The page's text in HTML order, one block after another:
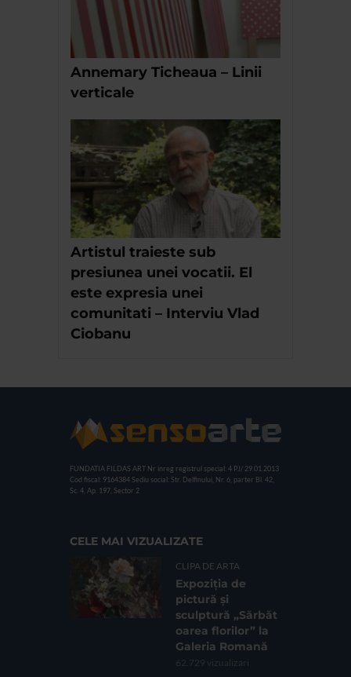
Annemary Ticheaua – Linii
verticale
Artistul traieste sub
presiunea unei vocatii. El
este expresia unei
comunitati – Interviu Vlad
Ciobanu
FUNDATIA FILDAS ART Nr inreg registrul special: 4 PJ/ 29.01.2013
Cod fiscal: 9164384 Sediu social: Str. Delfinului, Nr. 6, parter Bl. 42,
Sc. 4, Ap. 197, Sector 2
CELE MAI VIZUALIZATE
CLIPA DE ARTA
Expoziția de
pictură și
sculptură „Sărbăt
oarea florilor” la
Galeria Romană
62.729 vizualizari